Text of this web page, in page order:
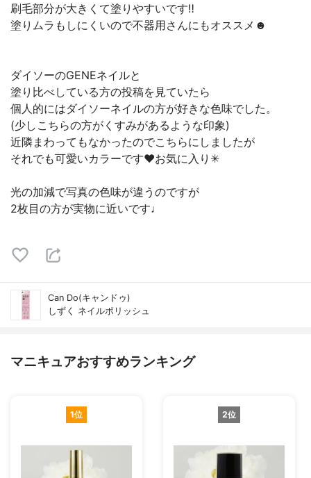
刷毛部分が大きくて塗りやすいです‼︎
塗りムラもしにくいので不器用さんにもオススメ☻
ダイソーのGENEネイルと
塗り比べしている方の投稿を見ていたら
個人的にはダイソーネイルの方が好きな色味でした。
(少しこちらの方がくすみがあるような印象)
近隣まわってもなかったのでこちらにしましたが
それでも可愛いカラーです♥︎お気に入り✳︎
光の加減で写真の色味が違うのですが
2枚目の方が実物に近いです♩
Can Do(キャンドゥ)
しずく ネイルポリッシュ
マニキュアおすすめランキング
1位 2位